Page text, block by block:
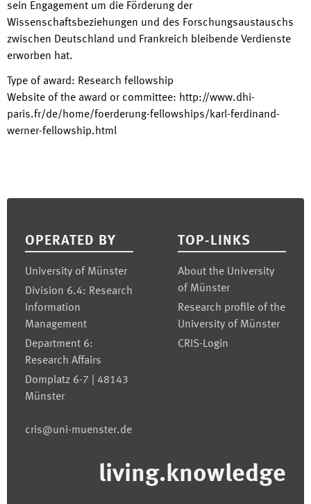
sein Engagement um die Förderung der
Wissenschaftsbeziehungen und des Forschungsaustauschs
zwischen Deutschland und Frankreich bleibende Verdienste
erworben hat.
Type of award: Research fellowship
Website of the award or committee: http://www.dhi-
paris.fr/de/home/foerderung-fellowships/karl-ferdinand-
werner-fellowship.html
OPERATED BY
University of Münster
Division 6.4: Research
Information
Management
Department 6:
Research Affairs
Domplatz 6-7 | 48143
Münster
cris@uni-muenster.de
TOP-LINKS
About the University
of Münster
Research profile of the
University of Münster
CRIS-Login
living.knowledge